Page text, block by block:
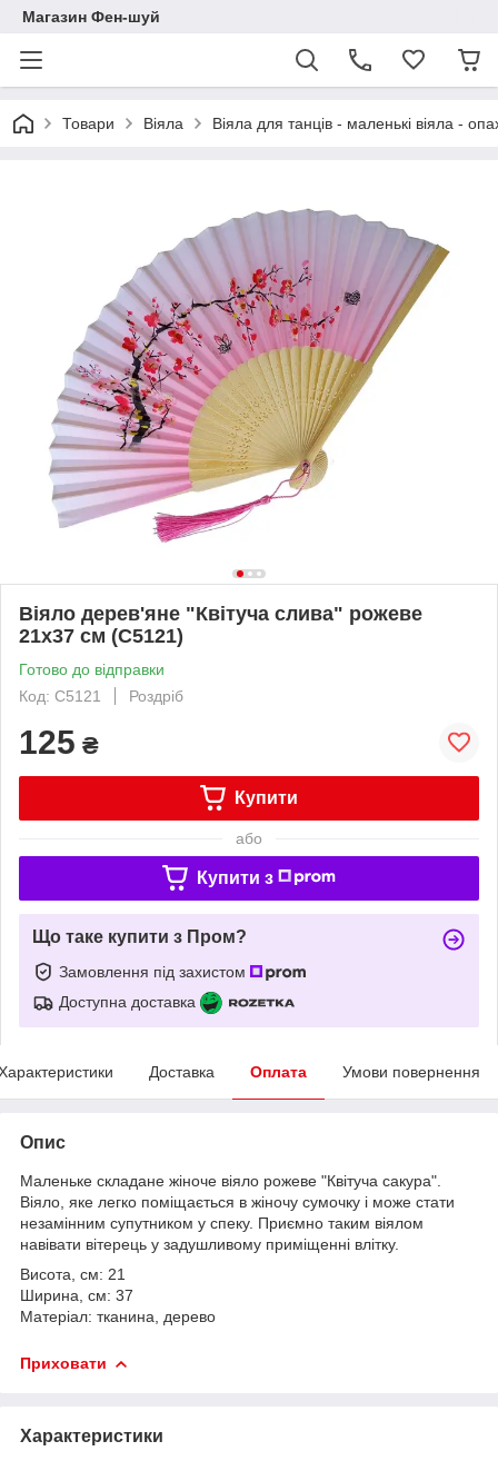
Магазин Фен-шуй
Товари Віяла Віяла для танців - маленькі віяла -
Віяло дерев'яне "Квітуча слива" рожеве
21х37 см (C5121)
Готово до відправки
Код: C5121
Роздріб
125 ₴
Купити
або
Купити з
Що таке купити з Пром?
Замовлення під захистом
Доступна доставка
Доставка Оплата Умови повернення
Опис
Маленьке складане жіноче віяло рожеве "Квітуча сакура".
Віяло, яке легко поміщається в жіночу сумочку і може стати
незамінним супутником у спеку. Приємно таким віялом
навівати вітерець у задушливому приміщенні влітку.
Висота, см: 21
Ширина, см: 37
Матеріал: тканина, дерево
Приховати
Характеристики